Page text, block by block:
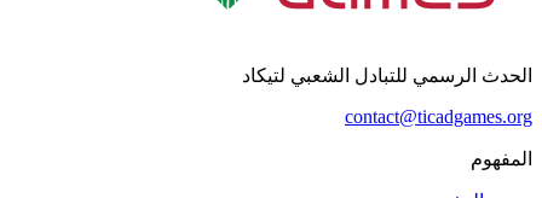
الحدث الرسمي للتبادل الشعبي لتيكاد
contact@ticadgames.org
المفهوم